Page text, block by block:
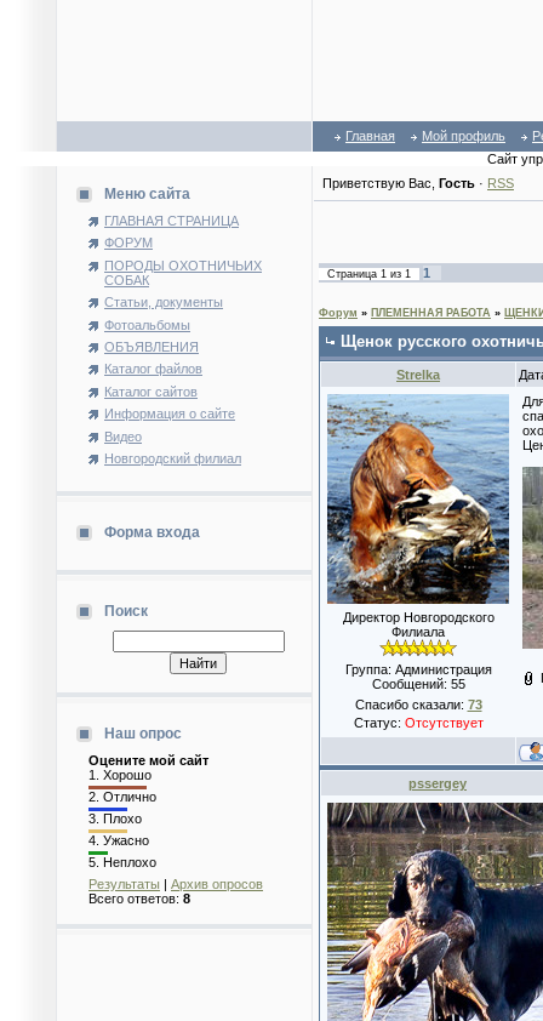
Главная Мой профиль
Сайт
Меню сайта
ГЛАВНАЯ СТРАНИЦА
ФОРУМ
ПОРОДЫ ОХОТНИЧЬИХ
СОБАК
Статьи, документы
Фотоальбомы
ОБЪЯВЛЕНИЯ
Каталог файлов
Каталог сайтов
Информация о сайте
Видео
Новгородский филиал
Форма входа
Поиск
Наш опрос
Оцените мой сайт
1. Хорошо
2. Отлично
3. Плохо
4. Ужасно
5. Неплохо
Результаты | Архив опросов
Всего ответов: 8
Приветствую Вас Гость · RSS
Страница 1 из 1 1
Форум » ПЛЕМЕННАЯ РАБОТА »
Щенок русского
Strelka
Директор Новгородского
Филиала
Группа: Администрация
Сообщений: 55
Спасибо сказали: 73
Статус: Отсутствует
pssergey